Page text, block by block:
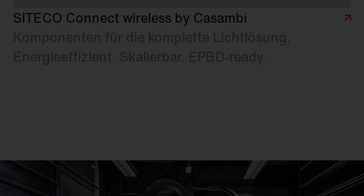
SITECO Connect wireless by Casambi
Komponenten für die komplette Lichtlösung.
Energieeffizient. Skalierbar. EPBD-ready.